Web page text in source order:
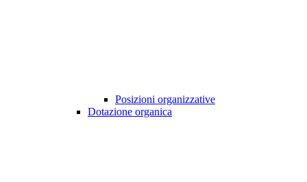
Posizioni organizzative
Dotazione organica